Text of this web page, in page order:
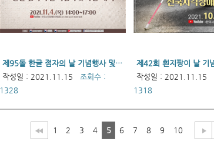
제95돌 한글 점자의 날 기념행사 및 학술대회
작성일 : 2021.11.15
조회수 :
1328
작성일 : 2021.11.15
1318
1 2 3 4 5 6 7 8 9 10